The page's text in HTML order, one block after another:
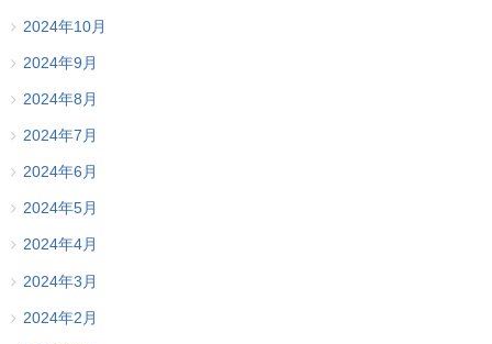
2024年10月
2024年9月
2024年8月
2024年7月
2024年6月
2024年5月
2024年4月
2024年3月
2024年2月